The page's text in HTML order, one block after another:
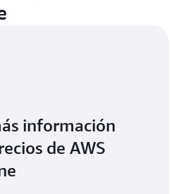
información
de AWS